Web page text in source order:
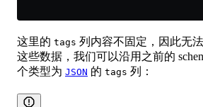
这里的 tags 列内容不固定，因此无
这些数据，我们可以沿用之前的
个类型为 JSON 的 tags 列：